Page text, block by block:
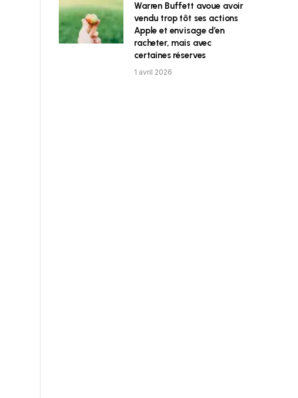
Warren Buffett avoue avoir
vendu trop tôt ses actions
Apple et envisage d’en
racheter, mais avec
certaines réserves
1 avril 2026